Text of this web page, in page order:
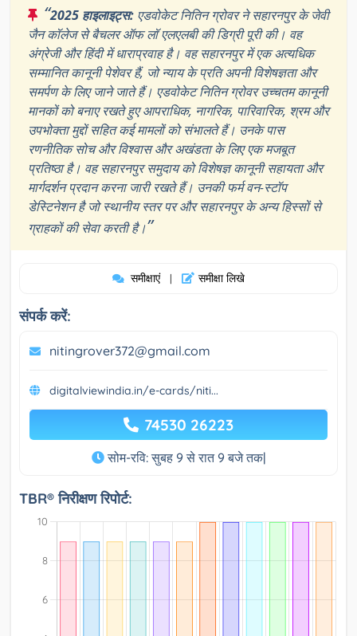
“2025 हाइलाइट्स: एडवोकेट नितिन ग्रोवर ने सहारनपुर के जेवी
जैन कॉलेज से बैचलर ऑफ लॉ एलएलबी की डिग्री पूरी की। वह
अंग्रेजी और हिंदी में धाराप्रवाह है। वह सहारनपुर में एक अत्यधिक
सम्मानित कानूनी पेशेवर हैं, जो न्याय के प्रति अपनी विशेषज्ञता और
समर्पण के लिए जाने जाते हैं। एडवोकेट नितिन ग्रोवर उच्चतम कानूनी
मानकों को बनाए रखते हुए आपराधिक, नागरिक, पारिवारिक, श्रम और
उपभोक्ता मुद्दों सहित कई मामलों को संभालते हैं। उनके पास
रणनीतिक सोच और विश्वास और अखंडता के लिए एक मजबूत
प्रतिष्ठा है। वह सहारनपुर समुदाय को विशेषज्ञ कानूनी सहायता और
मार्गदर्शन प्रदान करना जारी रखते हैं। उनकी फर्म वन-स्टॉप
डेस्टिनेशन है जो स्थानीय स्तर पर और सहारनपुर के अन्य हिस्सों से
ग्राहकों की सेवा करती है।”
समीक्षाएं | समीक्षा लिखे
संपर्क करें:
nitingrover372@gmail.com
digitalviewindia.in/e-cards/niti...
74530 26223
सोम-रवि: सुबह 9 से रात 9 बजे तक|
TBR® निरीक्षण रिपोर्ट: